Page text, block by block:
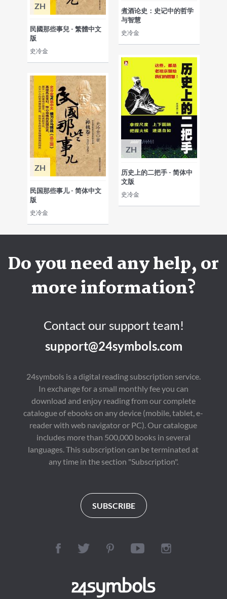
ZH
民國那些事兒 - 繁體中文
版
史冷金
煮酒论史：史记中的哲学
与智慧
史冷金
ZH
民国那些事儿 - 简体中文
版
史冷金
ZH
历史上的二把手 - 简体中
文版
史冷金
Do you need any help, or
more information?
Contact our support team!
support@24symbols.com
24symbols is a digital reading subscription service.
In exchange for a small monthly fee you can
download and enjoy reading from our complete
catalogue of ebooks on any device (mobile, tablet, e-
reader with web navigator or PC). Our catalogue
includes more than 500,000 books in several
languages. This subscription can be terminated at
any time in the section "Subscription".
SUBSCRIBE